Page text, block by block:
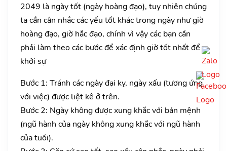
2049 là ngày tốt (ngày hoàng đạo), tuy nhiên chúng
ta cần cân nhắc các yếu tốt khác trong ngày như giờ
hoàng đạo, giờ hắc đạo, chính vì vậy các bạn cần
phải làm theo các bước để xác định giờ tốt nhất để
khởi sự
Bước 1: Tránh các ngày đại kỵ, ngày xấu (tương ứng
với việc) được liệt kê ở trên.
Bước 2: Ngày không được xung khắc với bản mệnh
(ngũ hành của ngày không xung khắc với ngũ hành
của tuổi).